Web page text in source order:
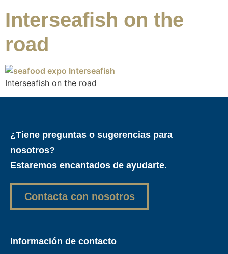
Interseafish on the
road
Interseafish on the road
¿Tiene preguntas o sugerencias para
nosotros?
Estaremos encantados de ayudarte.
Contacta con nosotros
Información de contacto